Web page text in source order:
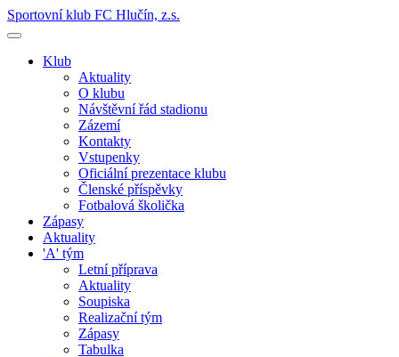
Sportovní klub FC Hlučín, z.s.
Klub
Aktuality
O klubu
Návštěvní řád stadionu
Zázemí
Kontakty
Vstupenky
Oficiální prezentace klubu
Členské příspěvky
Fotbalová školička
Zápasy
Aktuality
'A' tým
Letní příprava
Aktuality
Soupiska
Realizační tým
Zápasy
Tabulka